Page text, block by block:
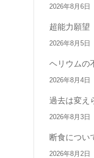
2026年8月6日
超能力願望
2026年8月5日
ヘリウムの
2026年8月4日
過去は変え
2026年8月3日
断食につい
2026年8月2日